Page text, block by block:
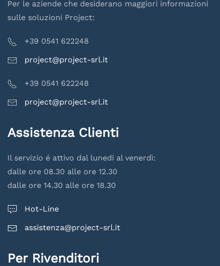
Per le aziende che desiderano maggiori informazioni
sulle soluzioni Project:
+39 0541 622248
project@project-srl.it
+39 0541 622248
project@project-srl.it
Assistenza Clienti
Il servizio é attivo dal lunedi al venerdì:
dalle ore 08.30 alle ore 12.30
dalle ore 14.30 alle ore 18.30
Hot-Line
assistenza@project-srl.it
Per Rivenditori